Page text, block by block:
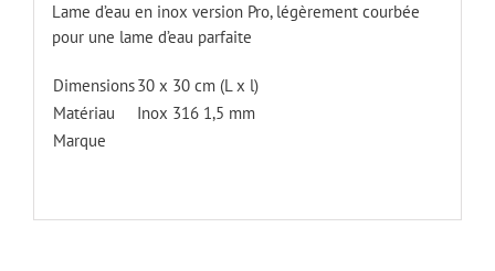
Lame d’eau en inox version Pro, légèrement courbée
pour une lame d’eau parfaite
Dimensions30 x 30 cm (L x l)
Matériau
Inox 316 1,5 mm
Marque